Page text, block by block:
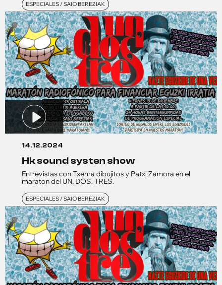
ESPECIALES / SAIO BEREZIAK
14.12.2024
hk sound systen show
Entrevistas con Txema dibujitos y Patxi Zamora en el
maraton del UN, DOS, TRES.
ESPECIALES / SAIO BEREZIAK